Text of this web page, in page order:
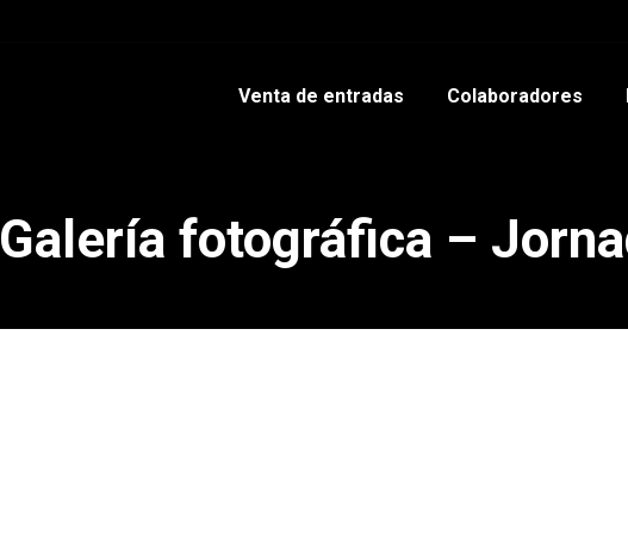
Venta de entradas Colaboradores
Galería fotográfica –